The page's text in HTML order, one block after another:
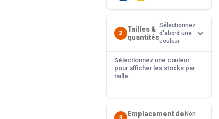
2
Tailles &
quantités
Sélectionnez
d'abord une
couleur
Sélectionnez une couleur
pour afficher les stocks par
taille.
3
Emplacement deNon